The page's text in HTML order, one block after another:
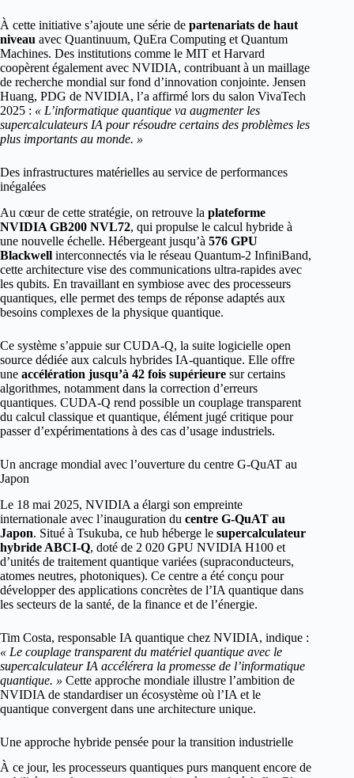
À cette initiative s’ajoute une série de partenariats de haut
niveau avec Quantinuum, QuEra Computing et Quantum
Machines. Des institutions comme le MIT et Harvard
coopèrent également avec NVIDIA, contribuant à un maillage
de recherche mondial sur fond d’innovation conjointe. Jensen
Huang, PDG de NVIDIA, l’a affirmé lors du salon VivaTech
2025 : « L’informatique quantique va augmenter les
supercalculateurs IA pour résoudre certains des problèmes les
plus importants au monde. »
Des infrastructures matérielles au service de performances
inégalées
Au cœur de cette stratégie, on retrouve la plateforme
NVIDIA GB200 NVL72, qui propulse le calcul hybride à
une nouvelle échelle. Hébergeant jusqu’à 576 GPU
Blackwell interconnectés via le réseau Quantum-2 InfiniBand,
cette architecture vise des communications ultra-rapides avec
les qubits. En travaillant en symbiose avec des processeurs
quantiques, elle permet des temps de réponse adaptés aux
besoins complexes de la physique quantique.
Ce système s’appuie sur CUDA-Q, la suite logicielle open
source dédiée aux calculs hybrides IA-quantique. Elle offre
une accélération jusqu’à 42 fois supérieure sur certains
algorithmes, notamment dans la correction d’erreurs
quantiques. CUDA-Q rend possible un couplage transparent
du calcul classique et quantique, élément jugé critique pour
passer d’expérimentations à des cas d’usage industriels.
Un ancrage mondial avec l’ouverture du centre G-QuAT au
Japon
Le 18 mai 2025, NVIDIA a élargi son empreinte
internationale avec l’inauguration du centre G-QuAT au
Japon. Situé à Tsukuba, ce hub héberge le supercalculateur
hybride ABCI-Q, doté de 2 020 GPU NVIDIA H100 et
d’unités de traitement quantique variées (supraconducteurs,
atomes neutres, photoniques). Ce centre a été conçu pour
développer des applications concrètes de l’IA quantique dans
les secteurs de la santé, de la finance et de l’énergie.
Tim Costa, responsable IA quantique chez NVIDIA, indique :
« Le couplage transparent du matériel quantique avec le
supercalculateur IA accélérera la promesse de l’informatique
quantique. » Cette approche mondiale illustre l’ambition de
NVIDIA de standardiser un écosystème où l’IA et le
quantique convergent dans une architecture unique.
Une approche hybride pensée pour la transition industrielle
À ce jour, les processeurs quantiques purs manquent encore de